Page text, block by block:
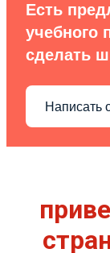
Есть
учебного
сделать
Написать